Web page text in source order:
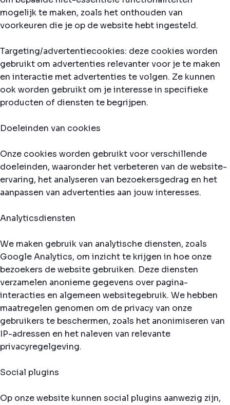
mogelijk te maken, zoals het onthouden van
voorkeuren die je op de website hebt ingesteld.
Targeting/advertentiecookies: deze cookies worden
gebruikt om advertenties relevanter voor je te maken
en interactie met advertenties te volgen. Ze kunnen
ook worden gebruikt om je interesse in specifieke
producten of diensten te begrijpen.
Doeleinden van cookies
Onze cookies worden gebruikt voor verschillende
doeleinden, waaronder het verbeteren van de website-
ervaring, het analyseren van bezoekersgedrag en het
aanpassen van advertenties aan jouw interesses.
Analyticsdiensten
We maken gebruik van analytische diensten, zoals
Google Analytics, om inzicht te krijgen in hoe onze
bezoekers de website gebruiken. Deze diensten
verzamelen anonieme gegevens over pagina-
interacties en algemeen websitegebruik. We hebben
maatregelen genomen om de privacy van onze
gebruikers te beschermen, zoals het anonimiseren van
IP-adressen en het naleven van relevante
privacyregelgeving.
Social plugins
Op onze website kunnen social plugins aanwezig zijn,